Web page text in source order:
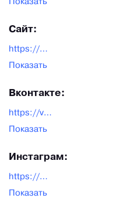
Показать
Сайт:
https://dimergy.ru/
Показать
Вконтакте:
https://vk.com/dimergy
Показать
Инстаграм:
https://www.instagram.com/dimergy_crimea
Показать